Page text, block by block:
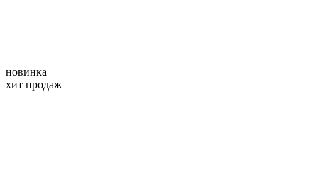
новинка
хит продаж